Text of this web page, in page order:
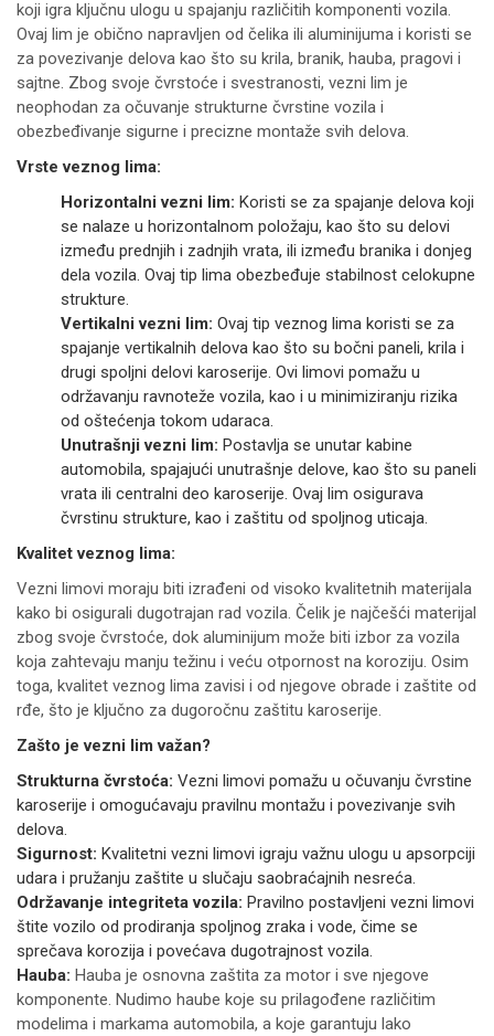
koji igra ključnu ulogu u spajanju različitih komponenti vozila.
Ovaj lim je obično napravljen od čelika ili aluminijuma i koristi se
za povezivanje delova kao što su krila, branik, hauba, pragovi i
sajtne. Zbog svoje čvrstoće i svestranosti, vezni lim je
neophodan za očuvanje strukturne čvrstine vozila i
obezbeđivanje sigurne i precizne montaže svih delova.
Vrste veznog lima:
Horizontalni vezni lim: Koristi se za spajanje delova koji
se nalaze u horizontalnom položaju, kao što su delovi
između prednjih i zadnjih vrata, ili između branika i donjeg
dela vozila. Ovaj tip lima obezbeđuje stabilnost celokupne
strukture.
Vertikalni vezni lim: Ovaj tip veznog lima koristi se za
spajanje vertikalnih delova kao što su bočni paneli, krila i
drugi spoljni delovi karoserije. Ovi limovi pomažu u
održavanju ravnoteže vozila, kao i u minimiziranju rizika
od oštećenja tokom udaraca.
Unutrašnji vezni lim: Postavlja se unutar kabine
automobila, spajajući unutrašnje delove, kao što su paneli
vrata ili centralni deo karoserije. Ovaj lim osigurava
čvrstinu strukture, kao i zaštitu od spoljnog uticaja.
Kvalitet veznog lima:
Vezni limovi moraju biti izrađeni od visoko kvalitetnih materijala
kako bi osigurali dugotrajan rad vozila. Čelik je najčešći materijal
zbog svoje čvrstoće, dok aluminijum može biti izbor za vozila
koja zahtevaju manju težinu i veću otpornost na koroziju. Osim
toga, kvalitet veznog lima zavisi i od njegove obrade i zaštite od
rđe, što je ključno za dugoročnu zaštitu karoserije.
Zašto je vezni lim važan?
Strukturna čvrstoća: Vezni limovi pomažu u očuvanju čvrstine
karoserije i omogućavaju pravilnu montažu i povezivanje svih
delova.
Sigurnost: Kvalitetni vezni limovi igraju važnu ulogu u apsorpciji
udara i pružanju zaštite u slučaju saobraćajnih nesreća.
Održavanje integriteta vozila: Pravilno postavljeni vezni limovi
štite vozilo od prodiranja spoljnog zraka i vode, čime se
sprečava korozija i povećava dugotrajnost vozila.
Hauba: Hauba je osnovna zaštita za motor i sve njegove
komponente. Nudimo haube koje su prilagođene različitim
modelima i markama automobila, a koje garantuju lako